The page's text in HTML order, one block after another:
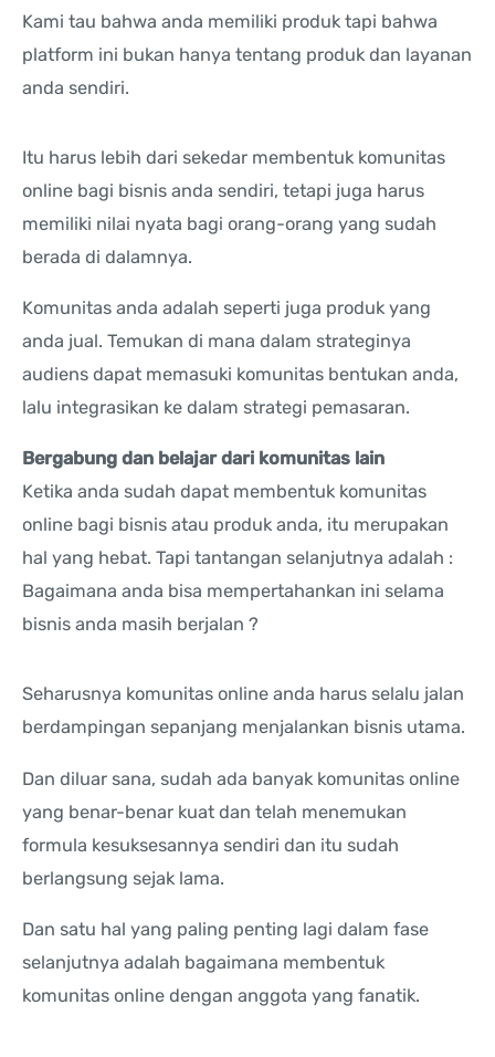
Kami tau bahwa anda memiliki produk tapi bahwa
platform ini bukan hanya tentang produk dan layanan
anda sendiri.
Itu harus lebih dari sekedar membentuk komunitas
online bagi bisnis anda sendiri, tetapi juga harus
memiliki nilai nyata bagi orang-orang yang sudah
berada di dalamnya.
Komunitas anda adalah seperti juga produk yang
anda jual. Temukan di mana dalam strateginya
audiens dapat memasuki komunitas bentukan anda,
lalu integrasikan ke dalam strategi pemasaran.
Bergabung dan belajar dari komunitas lain
Ketika anda sudah dapat membentuk komunitas
online bagi bisnis atau produk anda, itu merupakan
hal yang hebat. Tapi tantangan selanjutnya adalah :
Bagaimana anda bisa mempertahankan ini selama
bisnis anda masih berjalan ?
Seharusnya komunitas online anda harus selalu jalan
berdampingan sepanjang menjalankan bisnis utama.
Dan diluar sana, sudah ada banyak komunitas online
yang benar-benar kuat dan telah menemukan
formula kesuksesannya sendiri dan itu sudah
berlangsung sejak lama.
Dan satu hal yang paling penting lagi dalam fase
selanjutnya adalah bagaimana membentuk
komunitas online dengan anggota yang fanatik.